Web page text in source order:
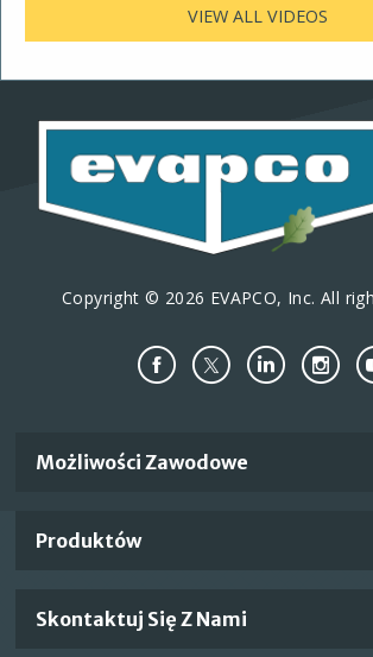
VIEW ALL VIDEOS
Copyright © 2026 EVAPCO, Inc. All
Important
Możliwości Zawodowe
Produktów
Skontaktuj Się Z Nami